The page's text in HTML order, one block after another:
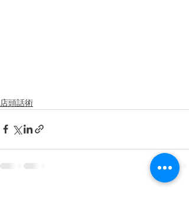
店頭話術